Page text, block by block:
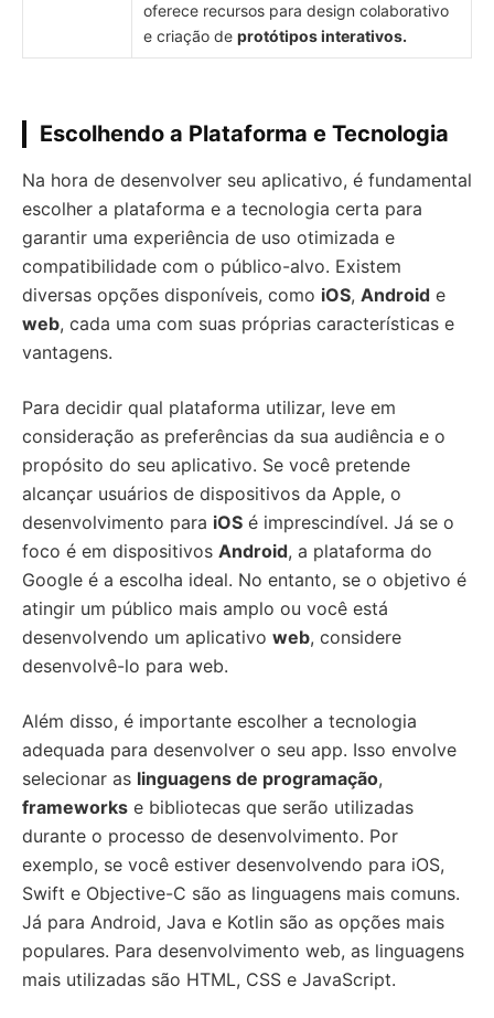
oferece recursos para design colaborativo
e criação de protótipos interativos.
Escolhendo a Plataforma e Tecnologia
Na hora de desenvolver seu aplicativo, é fundamental
escolher a plataforma e a tecnologia certa para
garantir uma experiência de uso otimizada e
compatibilidade com o público-alvo. Existem
diversas opções disponíveis, como iOS, Android e
web, cada uma com suas próprias características e
vantagens.
Para decidir qual plataforma utilizar, leve em
consideração as preferências da sua audiência e o
propósito do seu aplicativo. Se você pretende
alcançar usuários de dispositivos da Apple, o
desenvolvimento para iOS é imprescindível. Já se o
foco é em dispositivos Android, a plataforma do
Google é a escolha ideal. No entanto, se o objetivo é
atingir um público mais amplo ou você está
desenvolvendo um aplicativo web, considere
desenvolvê-lo para web.
Além disso, é importante escolher a tecnologia
adequada para desenvolver o seu app. Isso envolve
selecionar as linguagens de programação,
frameworks e bibliotecas que serão utilizadas
durante o processo de desenvolvimento. Por
exemplo, se você estiver desenvolvendo para iOS,
Swift e Objective-C são as linguagens mais comuns.
Já para Android, Java e Kotlin são as opções mais
populares. Para desenvolvimento web, as linguagens
mais utilizadas são HTML, CSS e JavaScript.